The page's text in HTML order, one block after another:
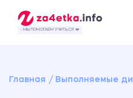
- МЫ ПОМОГАЕМ УЧИТЬСЯ ❤️
Главная Выполняемые